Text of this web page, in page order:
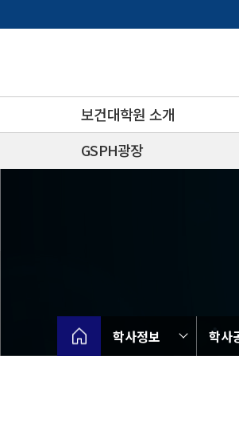
로
보건대학원 소개
GSPH광장
학사정보 학사